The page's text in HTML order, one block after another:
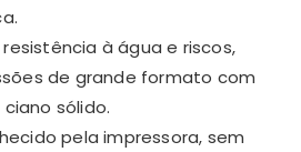
à água e riscos,
de grande formato com
sólido.
pela impressora, sem